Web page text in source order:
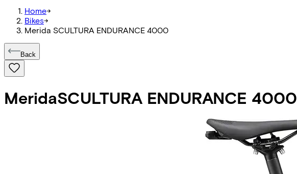
Home->
Bikes->
Merida SCULTURA ENDURANCE 4000
Back
MeridaSCULTURA ENDURANCE 4000